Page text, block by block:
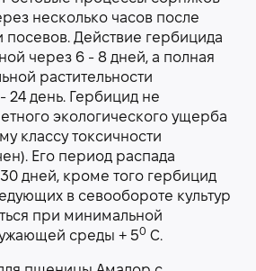
несколько часов после
посевов. Действие гербицида
через 6 - 8 дней, а полная
растительности
24 день. Гербицид не
экологического ущерба
классу токсичности
Его период распада
30 дней, кроме того гербицид
в севообороте культур
при минимальной
среды + 50 С.